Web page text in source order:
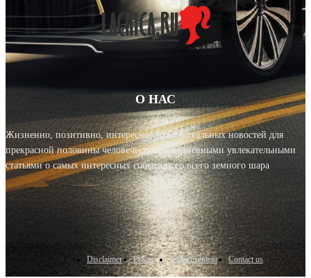
О НАС
Жизненно, позитивно, интересно! Блог актуальных новостей для
прекрасной половины человечества с ежедневными увлекательными
статьями о самых интересных событиях со всего земного шара
Disclaimer Privacy Advertisement Contact us